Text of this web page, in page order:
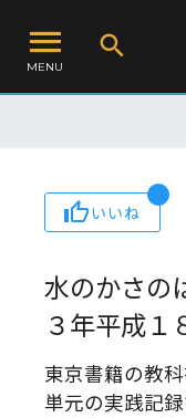
MENU
いいね
水のかさの
３年平成１
東京書籍の教
単元の実践記